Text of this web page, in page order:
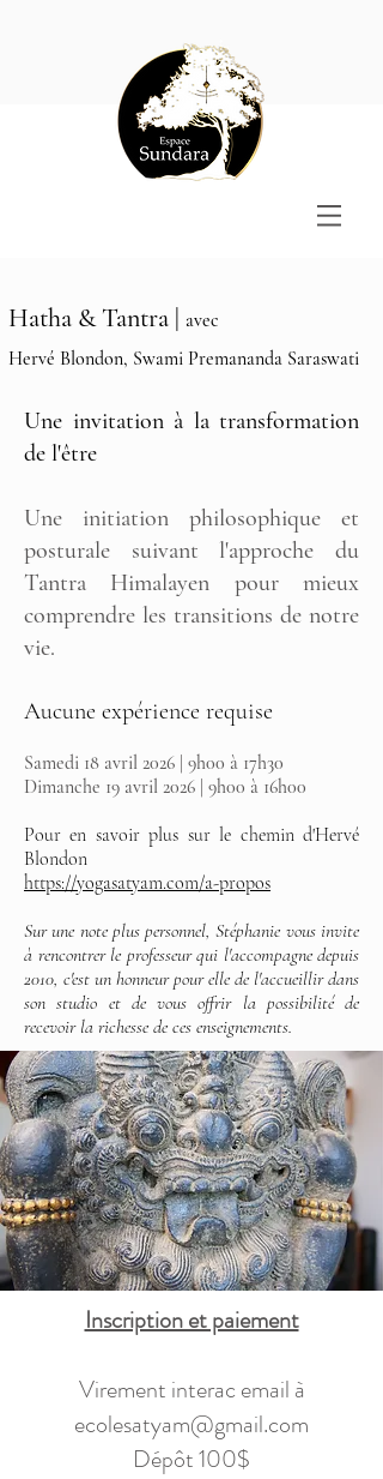
Hatha & Tantra | avec
Hervé Blondon, Swami Premananda Saraswati
Une invitation à la transformation
de l'être
Une initiation philosophique et
posturale suivant l'approche du
Tantra Himalayen pour mieux
comprendre les transitions de notre
vie.
Aucune expérience requise
Samedi 18 avril 2026 | 9h00 à 17h30
Dimanche 19 avril 2026 | 9h00 à 16h00
Pour en savoir plus sur le chemin d'Hervé
Blondon
https://yogasatyam.com/a-propos
Sur une note plus personnel, Stéphanie vous invite
à rencontrer le professeur qui l'accompagne depuis
2010, c'est un honneur pour elle de l'accueillir dans
son studio et de vous offrir la possibilité de
recevoir la richesse de ces enseignements.
Inscription et paiement
Virement interac email à
ecolesatyam@gmail.com
Dépôt 100$